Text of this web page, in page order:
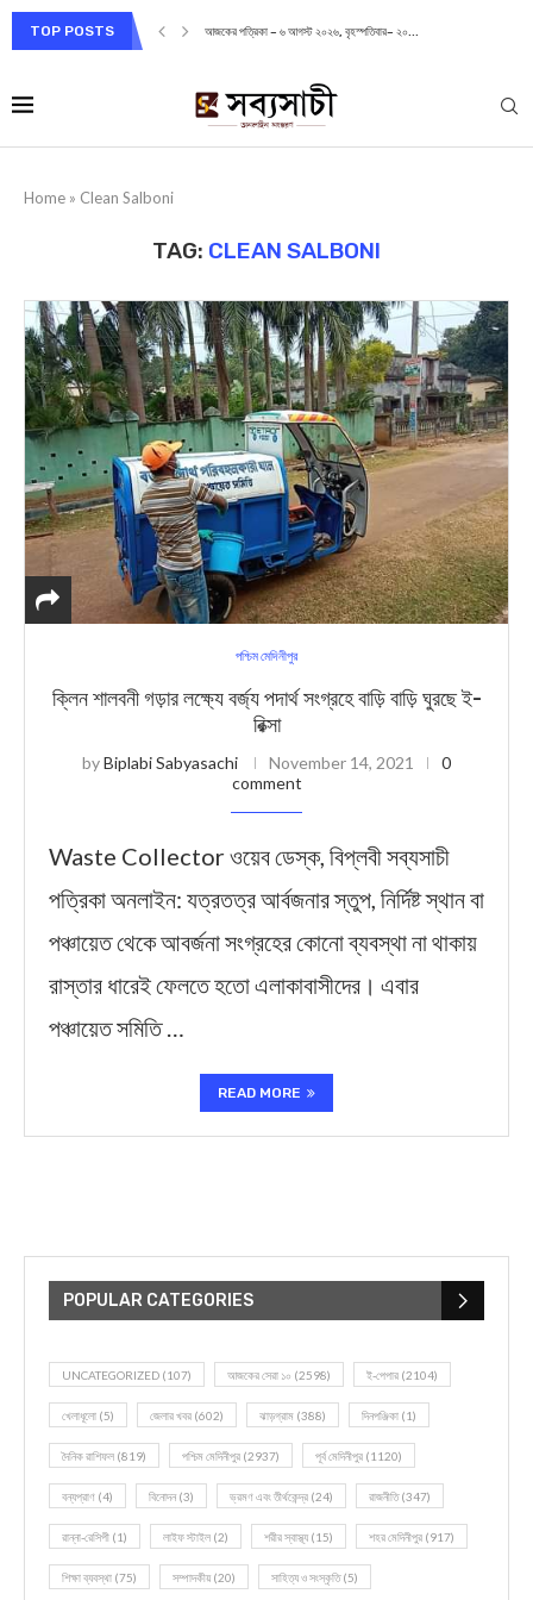
TOP POSTS আজকের পত্রিকা – ৬ আগস্ট ২০২৬, বৃহস্পতিবার– ২০...
Home » Clean Salboni
TAG: CLEAN SALBONI
পশ্চিম মেদিনীপুর
ক্লিন শালবনী গড়ার লক্ষ্যে বর্জ্য পদার্থ সংগ্রহে বাড়ি বাড়ি ঘুরছে ই-
রিক্সা
byBiplabi Sabyasachi November 14, 2021
0
comment
Waste Collector ওয়েব ডেস্ক, বিপ্লবী সব্যসাচী
পত্রিকা অনলাইন: যত্রতত্র আর্বজনার স্তুপ, নির্দিষ্ট স্থান বা
পঞ্চায়েত থেকে আবর্জনা সংগ্রহের কোনো ব্যবস্থা না থাকায়
রাস্তার ধারেই ফেলতে হতো এলাকাবাসীদের। এবার
পঞ্চায়েত সমিতি …
READ MORE
POPULAR CATEGORIES
UNCATEGORIZED (107) আজকের সেরা ১০ (2598) ই-পেপার (2104)
খেলাধূলো (5) জেলার খবর (602) ঝাড়গ্রাম (388) দিনপঞ্জিকা (1)
দৈনিক রাশিফল (819) পশ্চিম মেদিনীপুর (2937) পূর্ব মেদিনীপুর (1120)
বন্যপ্রাণ (4) বিনোদন(3) ভ্রমণ এবং তীর্থকেন্দ্র (24) রাজনীতি(347)
রান্না-রেসিপী (1) লাইফ স্টাইল (2) শরীর স্বাস্থ্য (15) শহর মেদিনীপুর (917)
শিক্ষা ব্যবস্থা (75) সম্পাদকীয় (20) সাহিত্য ও সংস্কৃতি(5)